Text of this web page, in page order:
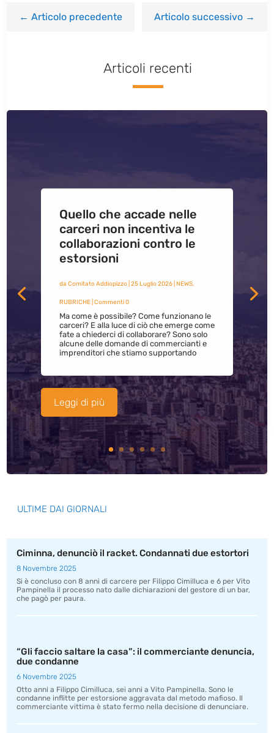
←Articolo precedente Articolo successivo→
Articoli recenti
Quello che accade nelle
carceri non incentiva le
collaborazioni contro le
estorsioni
da Comitato Addiopizzo| 25 Luglio 2026| NEWS,
RUBRICHE| Commenti 0
Ma come è possibile? Come funzionano le
carceri? E alla luce di ciò che emerge come
fate a chiederci di collaborare? Sono solo
alcune delle domande di commercianti e
imprenditori che stiamo supportando
Leggi di più
ULTIME DAI GIORNALI
Ciminna, denunciò il racket. Condannati due estortori
8 Novembre 2025
Si è concluso con 8 anni di carcere per Filippo Cimilluca e 6 per Vito
Pampinella il processo nato dalle dichiarazioni del gestore di un bar,
che pagò per paura.
“Gli faccio saltare la casa”: il commerciante denuncia,
due condanne
6 Novembre 2025
Otto anni a Filippo Cimilluca, sei anni a Vito Pampinella. Sono le
condanne inflitte per estorsione aggravata dal metodo mafioso. Il
commerciante vittima è stato fermo nella decisione di denunciare.